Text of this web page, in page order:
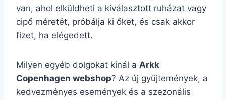
van, ahol elküldheti a kiválasztott ruházat vagy
cipő méretét, próbálja ki őket, és csak akkor
fizet, ha elégedett.
Milyen egyéb dolgokat kínál a Arkk
Copenhagen webshop? Az új gyűjtemények, a
kedvezményes események és a szezonális